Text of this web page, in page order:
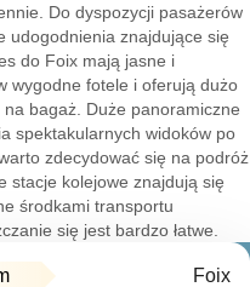
Do dyspozycji pasażerów
udogodnienia znajdujące się
do Foix mają jasne i
wygodne fotele i oferują dużo
bagaż. Duże panoramiczne
spektakularnych widoków po
zdecydować się na podróż
stacje kolejowe znajdują się
środkami transportu
się jest bardzo łatwe.
Foix